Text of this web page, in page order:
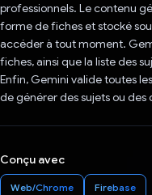
professionnels. Le contenu
forme de fiches et stocké
accéder à tout moment.
fiches, ainsi que la liste des
Enfin, Gemini valide toutes
de générer des sujets ou des
Conçu avec
Web/Chrome Firebase